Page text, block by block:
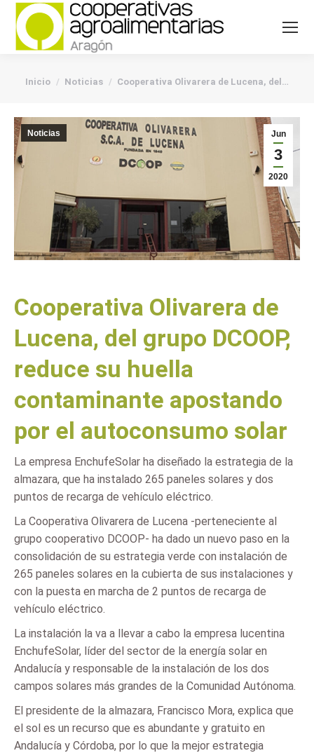
You are here:
Inicio Noticias Cooperativa Olivarera de Lucena, del…
Jun
3
2020
Noticias
Cooperativa Olivarera de
Lucena, del grupo DCOOP,
reduce su huella
contaminante apostando
por el autoconsumo solar
La empresa EnchufeSolar ha diseñado la estrategia de la
almazara, que ha instalado 265 paneles solares y dos
puntos de recarga de vehículo eléctrico.
La Cooperativa Olivarera de Lucena -perteneciente al
grupo cooperativo DCOOP- ha dado un nuevo paso en la
consolidación de su estrategia verde con instalación de
265 paneles solares en la cubierta de sus instalaciones y
con la puesta en marcha de 2 puntos de recarga de
vehículo eléctrico.
La instalación la va a llevar a cabo la empresa lucentina
EnchufeSolar, líder del sector de la energía solar en
Andalucía y responsable de la instalación de los dos
campos solares más grandes de la Comunidad Autónoma.
El presidente de la almazara, Francisco Mora, explica que
el sol es un recurso que es abundante y gratuito en
Andalucía y Córdoba, por lo que la mejor estrategia